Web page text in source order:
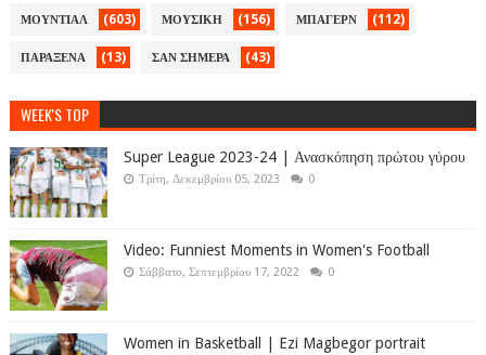
ΜΟΥΝΤΙΑΛ (603) ΜΟΥΣΙΚΗ (156) ΜΠΑΓΕΡΝ (112)
ΠΑΡΑΞΕΝΑ (13) ΣΑΝ ΣΗΜΕΡΑ (43)
WEEK'S TOP
Super League 2023-24 | Ανασκόπηση πρώτου γύρου
Τρίτη, Δεκεμβρίου 05, 2023 0
Video: Funniest Moments in Women's Football
Σάββατο, Σεπτεμβρίου 17, 2022 0
Women in Basketball | Ezi Magbegor portrait